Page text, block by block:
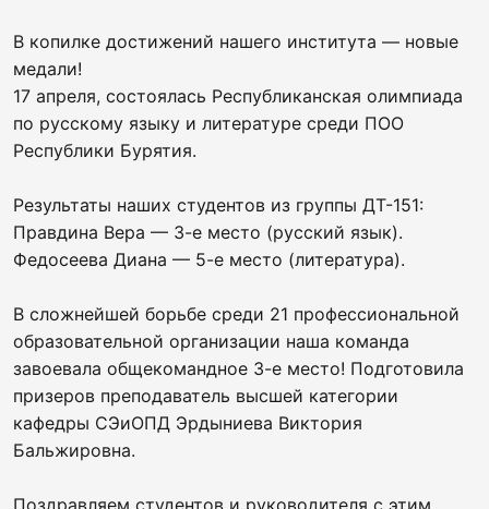
В копилке достижений нашего института — новые
медали!
17 апреля, состоялась Республиканская олимпиада
по русскому языку и литературе среди ПОО
Республики Бурятия.
Результаты наших студентов из группы ДТ-151:
Правдина Вера — 3-е место (русский язык).
Федосеева Диана — 5-е место (литература).
В сложнейшей борьбе среди 21 профессиональной
образовательной организации наша команда
завоевала общекомандное 3-е место! Подготовила
призеров преподаватель высшей категории
кафедры СЭиОПД Эрдыниева Виктория
Бальжировна.
Поздравляем студентов и руководителя с этим